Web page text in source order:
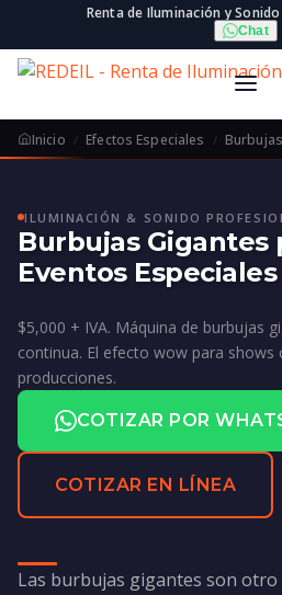
Renta de Iluminación y
Chat
Inicio Efectos Especiales Burbujas
ILUMINACIÓN & SONIDO
Burbujas Gigantes
Eventos Especiales
$5,000 + IVA. Máquina de burbujas
continua. El efecto wow para shows
producciones.
COTIZAR POR
COTIZAR EN LÍNEA
Las burbujas gigantes son otro